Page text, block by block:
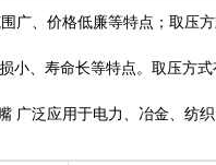
广、价格低廉等特点；取压方
小、寿命长等特点。取压方式
广泛应用于电力、冶金、纺